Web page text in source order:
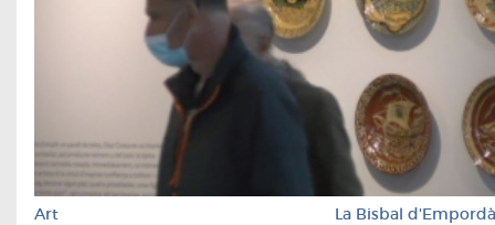
Art La Bisbal d'Empordà